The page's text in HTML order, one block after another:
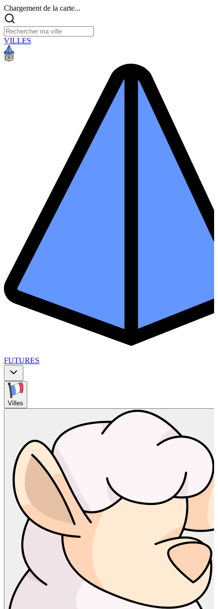
Chargement de la carte...
VILLES
FUTURES
Villes